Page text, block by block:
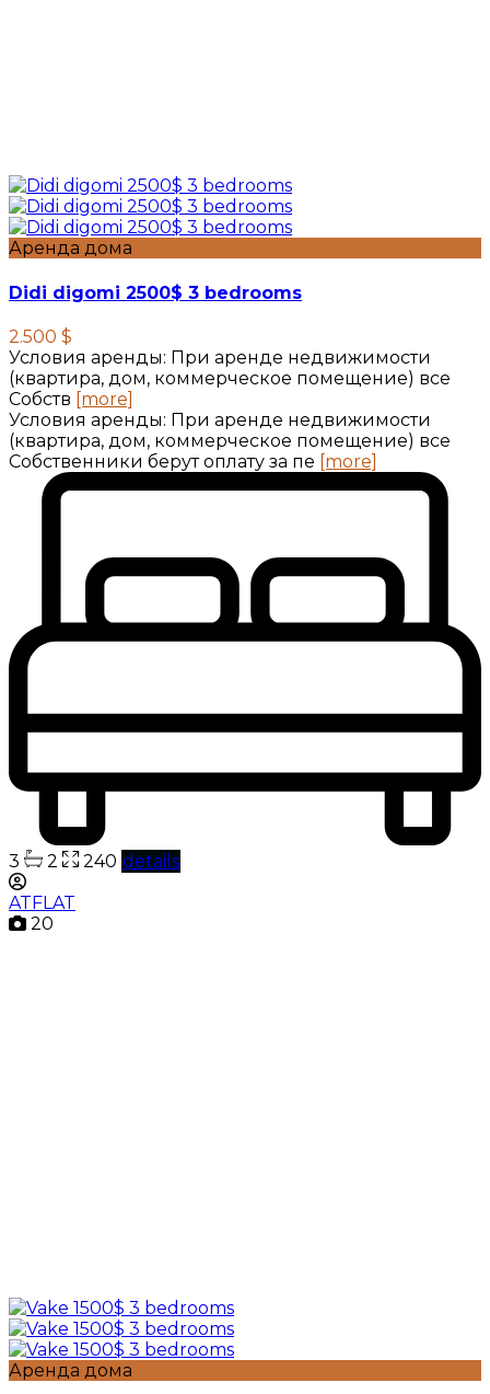
Аренда дома
Didi digomi 2500$ 3 bedrooms
2.500 $
Условия аренды: При аренде недвижимости
(квартира, дом, коммерческое помещение) все
Собств [more]
Условия аренды: При аренде недвижимости
(квартира, дом, коммерческое помещение) все
Собственники берут оплату за пе [more]
3 2 240 details
ATFLAT
20
Аренда дома